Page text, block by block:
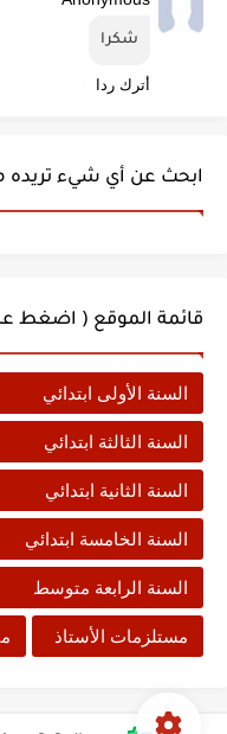
شكرا
أترك ردا
ابحث عن أي شيء تريده
قائمة الموقع ( اضغط
السنة الأولى ابتدائي
السنة الثالثة ابتدائي
السنة الثانية ابتدائي
السنة الخامسة ابتدائي
السنة الرابعة متوسط
مستلزمات الأستاذ